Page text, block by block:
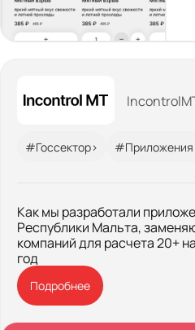
#Госсектор>
Как мы разработали
Республики Мальта,
компаний для расчета 20+
год
Подробнее